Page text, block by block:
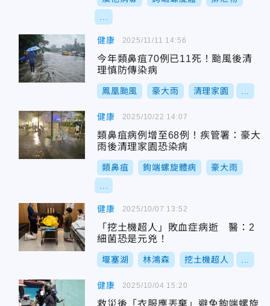
健康
今年類鼻疽70例已11死！颱風後清
理慎防傳染病
鳳凰颱風 豪大雨 清理家園
2025/11/11 14:56
健康
類鼻疽病例增至68例！疾管署：豪大
雨後清理家園恐染病
類鼻疽 鉤端螺旋體病 豪大雨
2025/10/22 14:07
健康
「挖土機超人」敗血症病逝 醫：2
細菌恐是元兇！
堰塞湖 林鴻森 挖土機超人
2025/10/07 13:52
健康
救災後「衣服應丟棄」避免鉤端螺旋
2025/10/04 15:20